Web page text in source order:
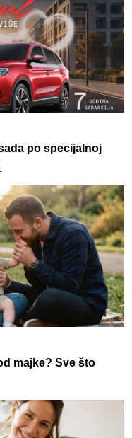
po specijalnoj
majke? Sve što